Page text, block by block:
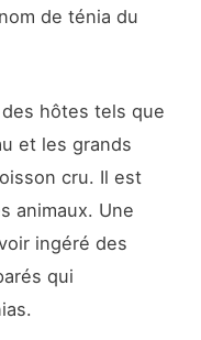
de ténia du
hôtes tels que
et les grands
cru. Il est
animaux. Une
ingéré des
qui